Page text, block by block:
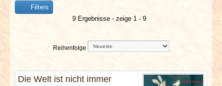
BERICHTE
Filters
9 Ergebnisse - zeige 1 - 9
Reihenfolge
Die Welt ist nicht immer